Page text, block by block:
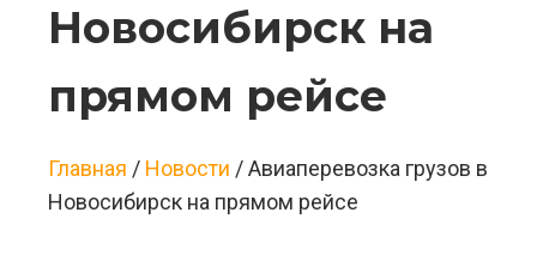
Новосибирск на
прямом рейсе
Главная / Новости /Авиаперевозка грузов в
Новосибирск на прямом рейсе